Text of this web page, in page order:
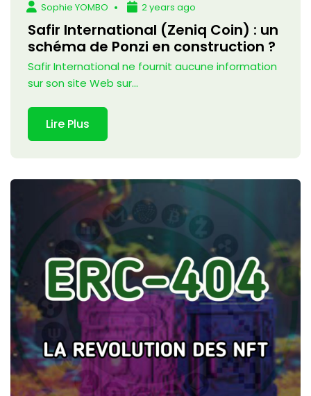
Sophie YOMBO 2 years ago
Safir International (Zeniq Coin) : un
schéma de Ponzi en construction ?
Safir International ne fournit aucune information
sur son site Web sur...
Lire Plus